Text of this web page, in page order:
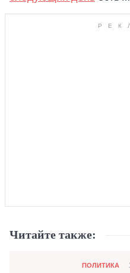
Читайте также:
Категория
ПОЛИТИКА